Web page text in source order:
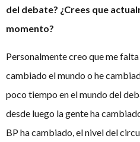
del debate? ¿Crees que
momento?
Personalmente creo que me
cambiado el mundo o he
poco tiempo en el mundo del
desde luego la gente ha
BP ha cambiado, el nivel del